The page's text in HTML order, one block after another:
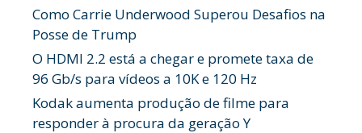
Como Carrie Underwood Superou Desafios na
Posse de Trump
O HDMI 2.2 está a chegar e promete taxa de
96 Gb/s para vídeos a 10K e 120 Hz
Kodak aumenta produção de filme para
responder à procura da geração Y